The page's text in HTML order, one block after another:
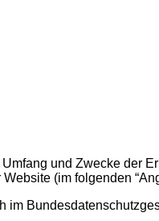
und Zwecke der
(im folgenden